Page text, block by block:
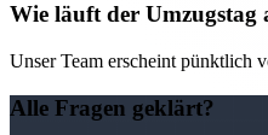
Wie läuft der Umzugstag
Unser Team erscheint pünktlich
Alle Fragen geklärt?